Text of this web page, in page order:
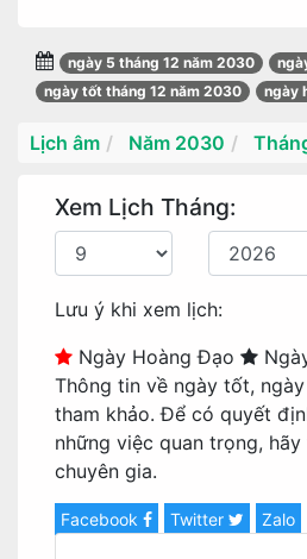
ngày 5 tháng 12 năm 2030
ngày tốt tháng 12 năm 2030
ngày
Lịch âm Năm 2030
Xem Lịch Tháng:
Lưu ý khi xem lịch:
Ngày Hoàng Đạo
Thông tin về ngày tốt,
tham khảo. Để có quyết
những việc quan trọng,
chuyên gia.
Facebook Twitter Zalo